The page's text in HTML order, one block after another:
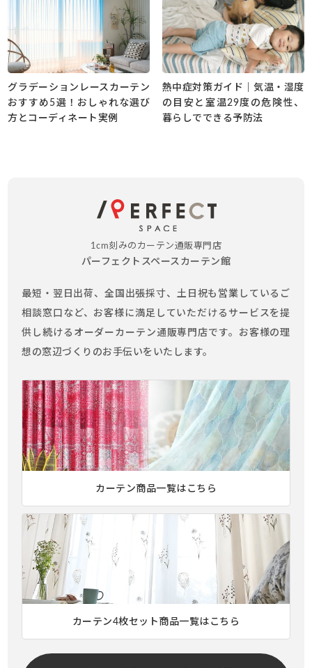
グラデーションレースカーテン
おすすめ5選！おしゃれな選び
方とコーディネート実例
熱中症対策ガイド｜気温・湿度
の目安と室温29度の危険性、
暮らしでできる予防法
1cm刻みのカーテン通販専門店
パーフェクトスペースカーテン館
最短・翌日出荷、全国出張採寸、土日祝も営業しているご
相談窓口など、お客様に満足していただけるサービスを提
供し続けるオーダーカーテン通販専門店です。お客様の理
想の窓辺づくりのお手伝いをいたします。
カーテン商品一覧はこちら
カーテン4枚セット商品一覧はこちら